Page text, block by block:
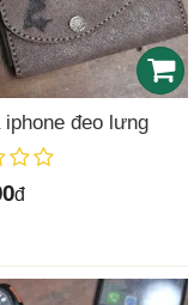
iphone đeo lưng
đ